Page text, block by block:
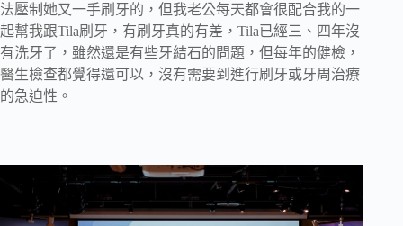
法壓制她又一手刷牙的，但我老公每天都會很配合我的一
起幫我跟Tila刷牙，有刷牙真的有差，Tila已經三、四年沒
有洗牙了，雖然還是有些牙結石的問題，但每年的健檢，
醫生檢查都覺得還可以，沒有需要到進行刷牙或牙周治療
的急迫性。